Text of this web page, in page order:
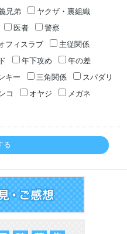
兄弟
ヤクザ・裏組織
医者
警察
フィスラブ
主従関係
年下攻め
年の差
キー 三角関係
スパダリ
コ オヤジ
メガネ
る